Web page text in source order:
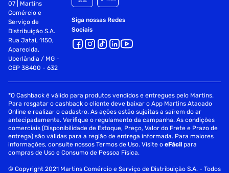
07 | Martins
Comércio e
Serviço de
Distribuição S.A.
Rua Jataí, 1150,
Aparecida,
Uberlândia / MG -
CEP 38400 - 632
Siga nossas Redes
Sociais
*O Cashback é válido para produtos vendidos e entregues pelo Martins.
Para resgatar o cashback o cliente deve baixar o App Martins Atacado
Online e realizar o cadastro. As ações estão sujeitas a saírem do ar
antecipadamente. Verifique o regulamento da campanha. As condições
comerciais (Disponibilidade de Estoque, Preço, Valor do Frete e Prazo de
entrega) são válidas para a região de entrega informada. Para maiores
informações, consulte nossos Termos de Uso. Visite oeFácil para
compras de Uso e Consumo de Pessoa Física.
© Copyright 2021 Martins Comércio e Serviço de Distribuição S.A. - Todos